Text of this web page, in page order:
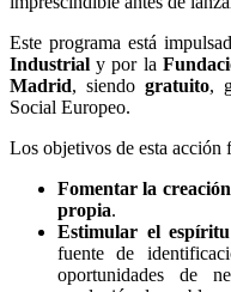
Este programa está
Industrial y por la
Madrid, siendo gratuito,
Social Europeo.
Los objetivos de esta acción
Fomentar la
propia.
Estimular el
fuente de
oportunidades de